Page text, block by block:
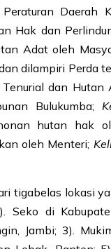
Daerah
Hak dan
Adat oleh
dilampiri Perda
dan Hutan
Bulukumba;
hutan hak
oleh Menteri;
tigabelas lokasi
Seko di
Jambi; 3).